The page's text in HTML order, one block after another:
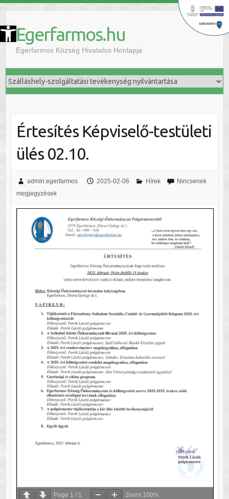
Eszköztár megnyitása Egerfarmos.hu
Egerfarmos Község Hivatalos Honlapja
Értesítés Képviselő-testületi
ülés 02.10.
admin.egerfarmos 2025-02-06 Hírek
Nincsenek
megjegyzések
Page 1 / 1 Zoom 100%